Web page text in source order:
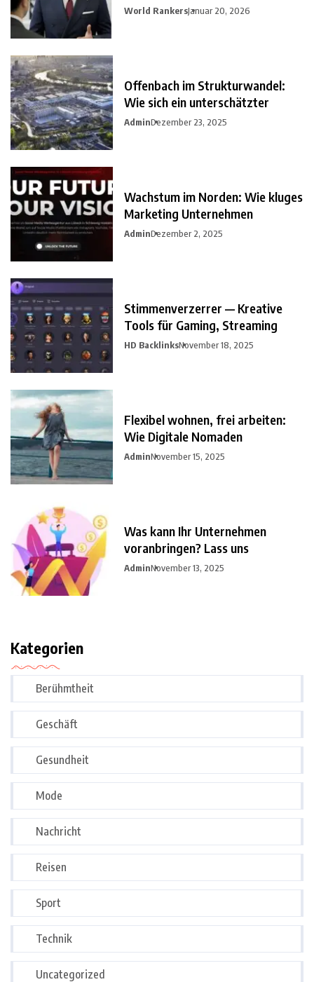
World RankersJanuar 20, 2026
Offenbach im Strukturwandel:
Wie sich ein unterschätzter
AdminDezember 23, 2025
Wachstum im Norden: Wie kluges
Marketing Unternehmen
AdminDezember 2, 2025
Stimmenverzerrer — Kreative
Tools für Gaming, Streaming
HD BacklinksNovember 18, 2025
Flexibel wohnen, frei arbeiten:
Wie Digitale Nomaden
AdminNovember 15, 2025
Was kann Ihr Unternehmen
voranbringen? Lass uns
AdminNovember 13, 2025
Kategorien
Berühmtheit
Geschäft
Gesundheit
Mode
Nachricht
Reisen
Sport
Technik
Uncategorized